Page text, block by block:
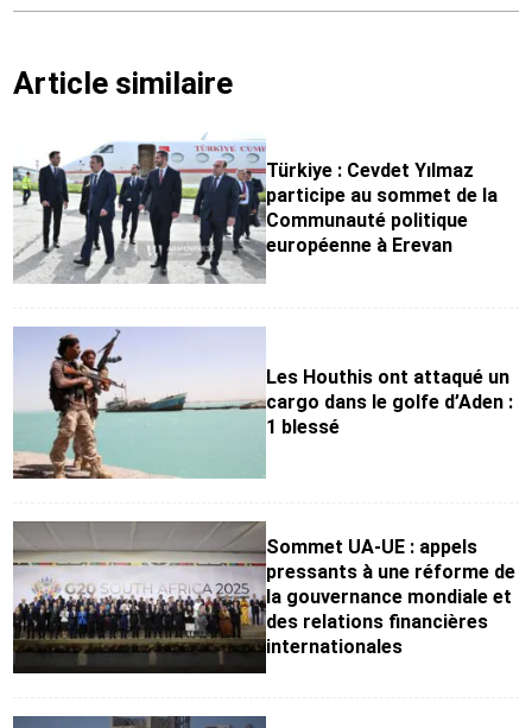
Article similaire
Türkiye : Cevdet Yılmaz
participe au sommet de la
Communauté politique
européenne à Erevan
Les Houthis ont attaqué un
cargo dans le golfe d’Aden :
1 blessé
Sommet UA-UE : appels
pressants à une réforme de
la gouvernance mondiale et
des relations financières
internationales